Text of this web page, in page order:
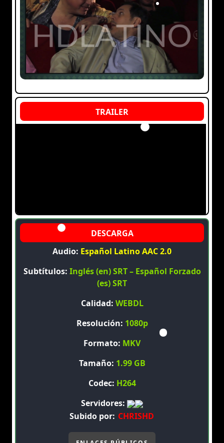
Audio: Español Latino AAC 2.0
Subtítulos: Inglés (en) SRT – Español Forzado
(es) SRT
Calidad: WEBDL
Resolución: 1080p
Formato: MKV
Tamaño: 1.99 GB
Codec: H264
Servidores:
Subido por: CHRISHD